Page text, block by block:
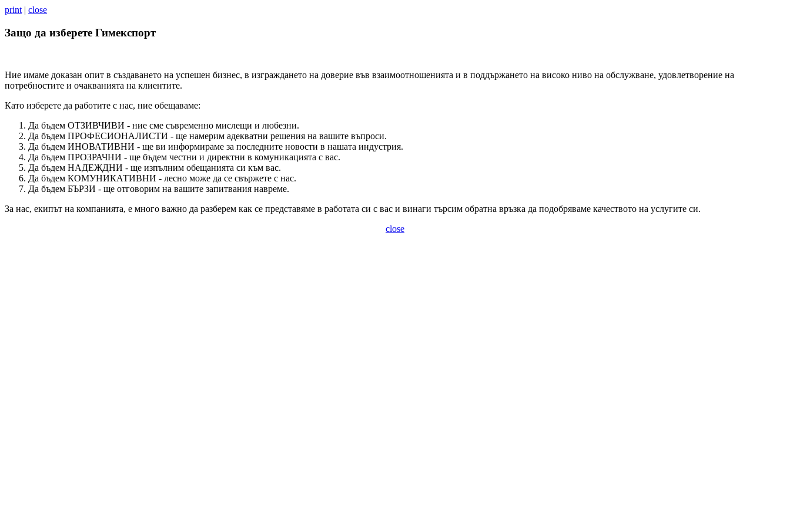
print | close
Защо да изберете Гимекспорт
Ние имаме доказан опит в създаването на успешен бизнес, в изграждането на доверие във взаимоотношенията и в поддържането на високо ниво на обслужване, удовлетворение на
потребностите и очакванията на клиентите.
Като изберете да работите с нас, ние обещаваме:
Да бъдем ОТЗИВЧИВИ - ние сме съвременно мислещи и любезни.
Да бъдем ПРОФЕСИОНАЛИСТИ - ще намерим адекватни решения на вашите въпроси.
Да бъдем ИНОВАТИВНИ - ще ви информираме за последните новости в нашата индустрия.
Да бъдем ПРОЗРАЧНИ - ще бъдем честни и директни в комуникацията с вас.
Да бъдем НАДЕЖДНИ - ще изпълним обещанията си към вас.
Да бъдем КОМУНИКАТИВНИ - лесно може да се свържете с нас.
Да бъдем БЪРЗИ - ще отговорим на вашите запитвания навреме.
За нас, екипът на компанията, е много важно да разберем как се представяме в работата си с вас и винаги търсим обратна връзка да подобряваме качеството на услугите си.
close